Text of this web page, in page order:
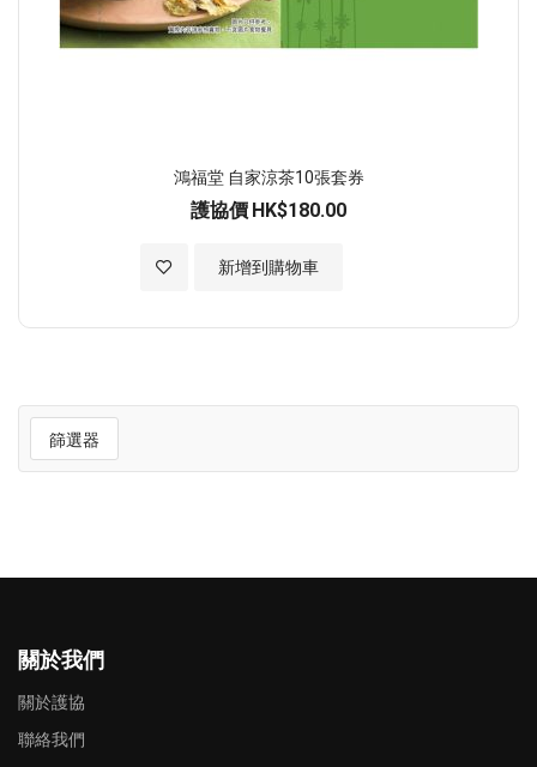
鴻福堂 自家涼茶10張套券
護協價 HK$180.00
新增到購物車
加入至願望清單
篩選器
關於我們
關於護協
聯絡我們